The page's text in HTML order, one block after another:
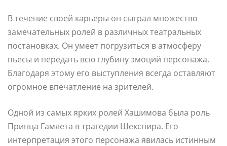
В течение своей карьеры он сыграл множество
замечательных ролей в различных театральных
постановках. Он умеет погрузиться в атмосферу
пьесы и передать всю глубину эмоций персонажа.
Благодаря этому его выступления всегда оставляют
огромное впечатление на зрителей.
Одной из самых ярких ролей Хашимова была роль
Принца Гамлета в трагедии Шекспира. Его
интерпретация этого персонажа явилась истинным